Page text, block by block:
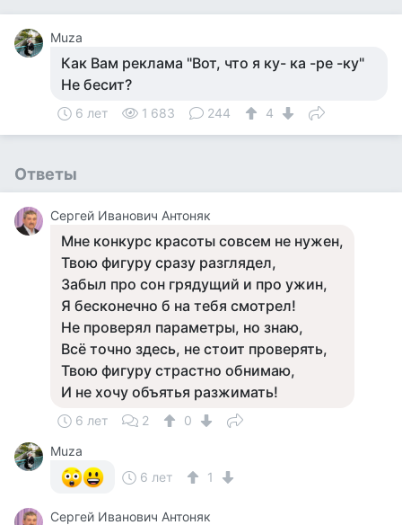
Muza
Как Вам реклама "Вот, что я ку- ка -ре -ку"
Не бесит?
6 лет 1 683 244 4
Ответы
Сергей Иванович Антоняк
Мне конкурс красоты совсем не нужен,
Твою фигуру сразу разглядел,
Забыл про сон грядущий и про ужин,
Я бесконечно б на тебя смотрел!
Не проверял параметры, но знаю,
Всё точно здесь, не стоит проверять,
Твою фигуру страстно обнимаю,
И не хочу объятья разжимать!
6 лет 2
0
Muza
6 лет
1
Сергей Иванович Антоняк